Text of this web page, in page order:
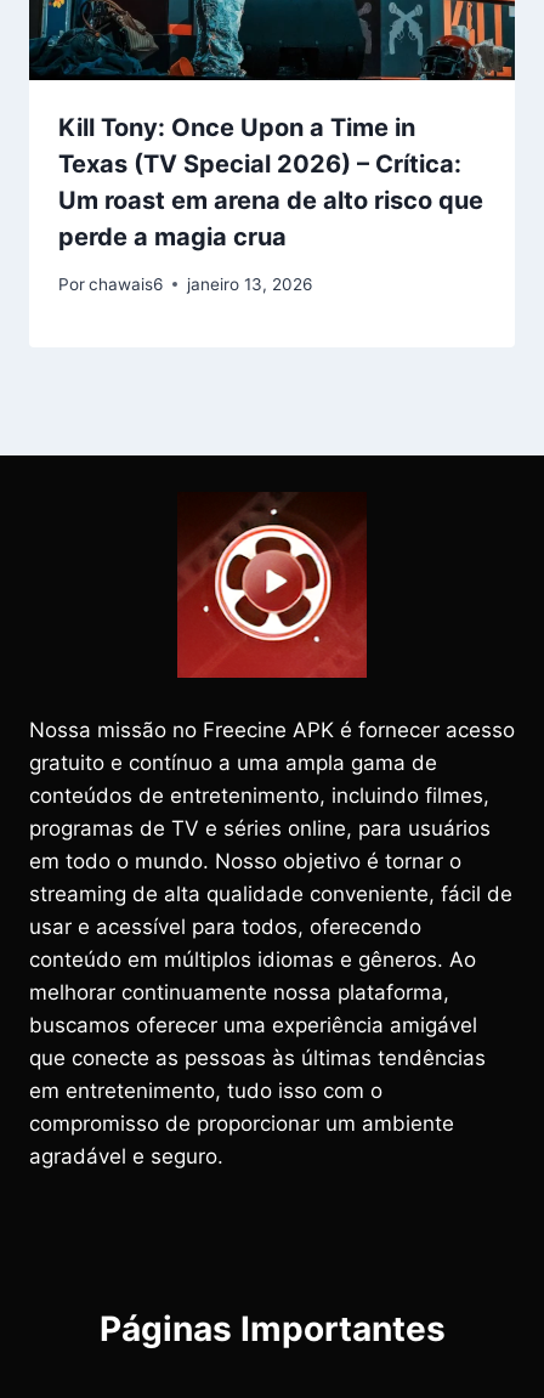
Kill Tony: Once Upon a Time in
Texas (TV Special 2026) – Crítica:
Um roast em arena de alto risco que
perde a magia crua
Porchawais6 janeiro 13, 2026
Nossa missão no Freecine APK é fornecer acesso
gratuito e contínuo a uma ampla gama de
conteúdos de entretenimento, incluindo filmes,
programas de TV e séries online, para usuários
em todo o mundo. Nosso objetivo é tornar o
streaming de alta qualidade conveniente, fácil de
usar e acessível para todos, oferecendo
conteúdo em múltiplos idiomas e gêneros. Ao
melhorar continuamente nossa plataforma,
buscamos oferecer uma experiência amigável
que conecte as pessoas às últimas tendências
em entretenimento, tudo isso com o
compromisso de proporcionar um ambiente
agradável e seguro.
Páginas Importantes